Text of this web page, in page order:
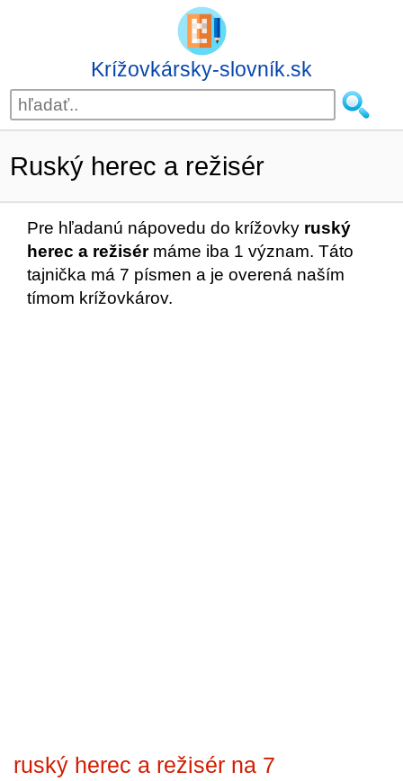
Krížovkársky-slovník.sk
Ruský herec a režisér
Pre hľadanú nápovedu do krížovky ruský
herec a režisérmáme iba 1 význam. Táto
tajnička má 7 písmen a je overená naším
tímom krížovkárov.
ruský herec a režisér na 7